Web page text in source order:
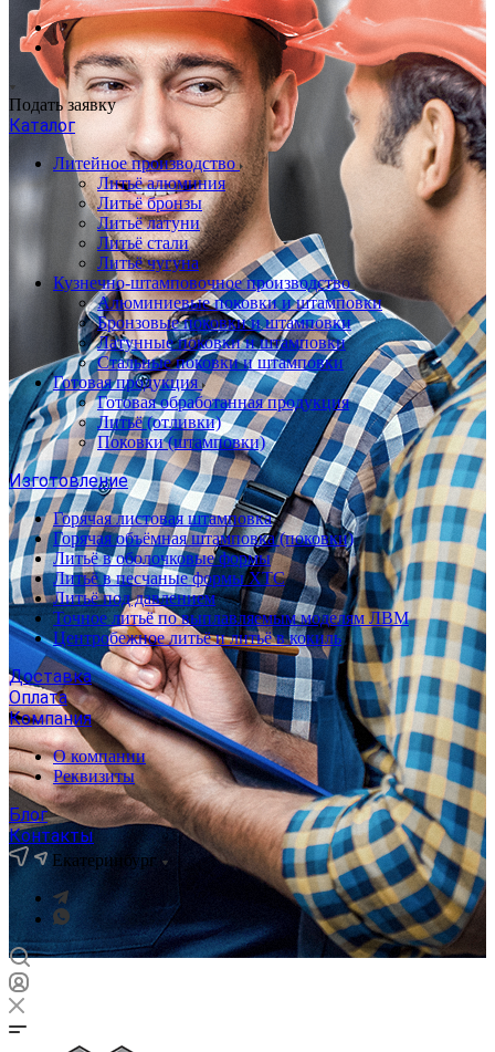
Подать заявку
Каталог
Литейное производство
Литьё алюминия
Литьё бронзы
Литьё латуни
Литьё стали
Литьё чугуна
Кузнечно-штамповочное производство
Алюминиевые поковки и штамповки
Бронзовые поковки и штамповки
Латунные поковки и штамповки
Стальные поковки и штамповки
Готовая продукция
Готовая обработанная продукция
Литьё (отливки)
Поковки (штамповки)
Изготовление
Горячая листовая штамповка
Горячая объёмная штамповка (поковки)
Литьё в оболочковые формы
Литьё в песчаные формы ХТС
Литьё под давлением
Точное литьё по выплавляемым моделям ЛВМ
Центробежное литьё и литьё в кокиль
Доставка
Оплата
Компания
О компании
Реквизиты
Блог
Контакты
Екатеринбург